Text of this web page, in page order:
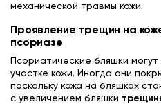
механической травмы кожи.
Проявление трещин на
псориазе
Псориатические бляшки
участке кожи. Иногда они
поскольку кожа на бляшках
с увеличением бляшки